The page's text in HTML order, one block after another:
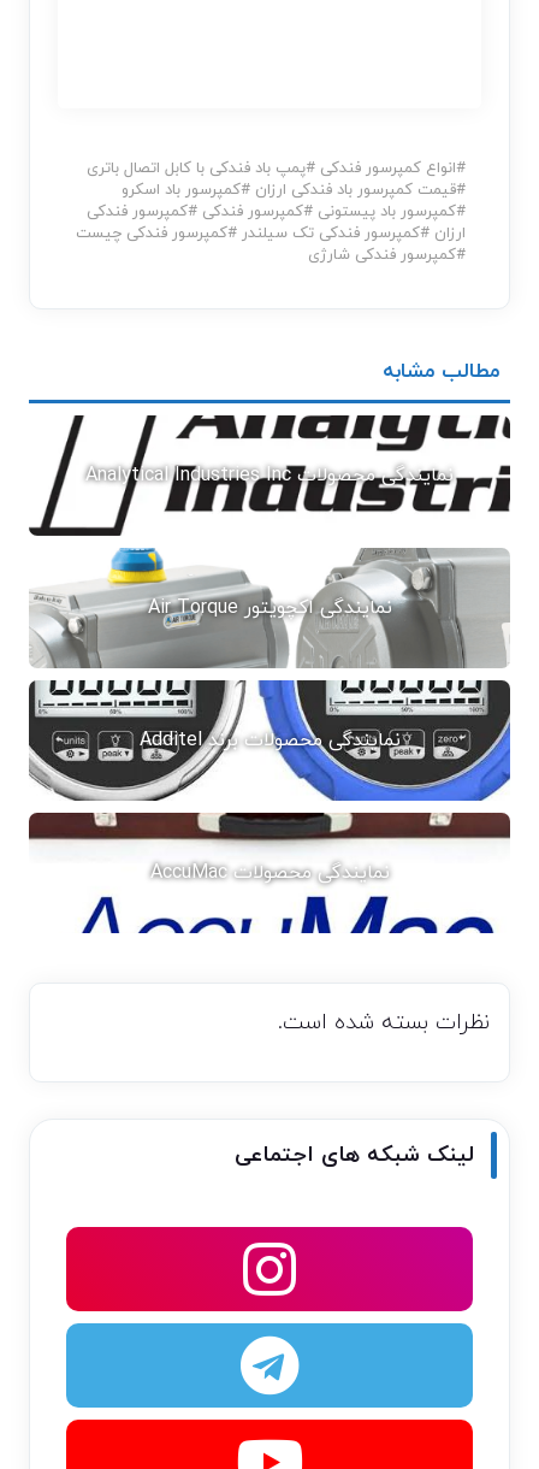
#انواع کمپرسور فندکی #پمپ باد فندکی با کابل اتصال باتری
#قیمت کمپرسور باد فندکی ارزان #کمپرسور باد اسکرو
#کمپرسور باد پیستونی #کمپرسور فندکی #کمپرسور فندکی
ارزان #کمپرسور فندکی تک سیلندر #کمپرسور فندکی چیست
#کمپرسور فندکی شارژی
مطالب مشابه
نمایندگی محصولات Analytical Industries Inc
نمایندگی اکچویتور Air Torque
نمایندگی محصولات برند Additel
نمایندگی محصولات AccuMac
نظرات بسته شده است.
لینک شبکه های اجتماعی